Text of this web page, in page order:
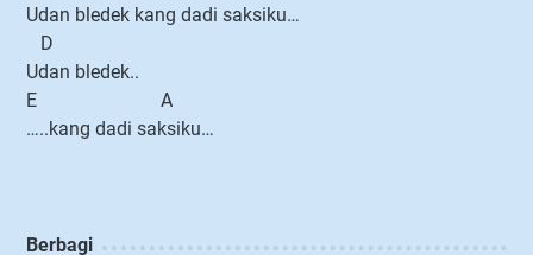
Udan bledek kang dadi saksiku…
D
Udan bledek..
E A
…..kang dadi saksiku…
Berbagi